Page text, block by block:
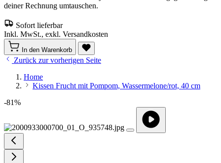
deiner Rechnung umtauschen.
Sofort lieferbar
Inkl. MwSt., exkl. Versandkosten
In den Warenkorb
Zurück zur vorherigen Seite
Home
Kissen Frucht mit Pompom, Wassermelone/rot, 40 cm
-81%